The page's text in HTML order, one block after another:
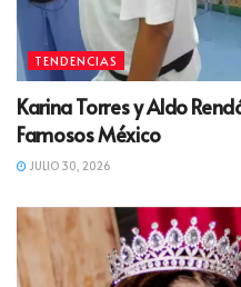
TENDENCIAS
Karina Torres y Aldo
Famosos México
JULIO 30, 2026